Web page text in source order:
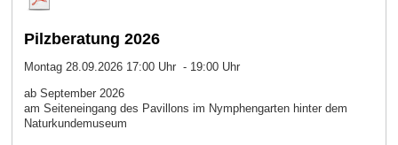
Pilzberatung 2026
Montag 28.09.2026 17:00 Uhr - 19:00 Uhr
ab September 2026
am Seiteneingang des Pavillons im Nymphengarten hinter dem
Naturkundemuseum